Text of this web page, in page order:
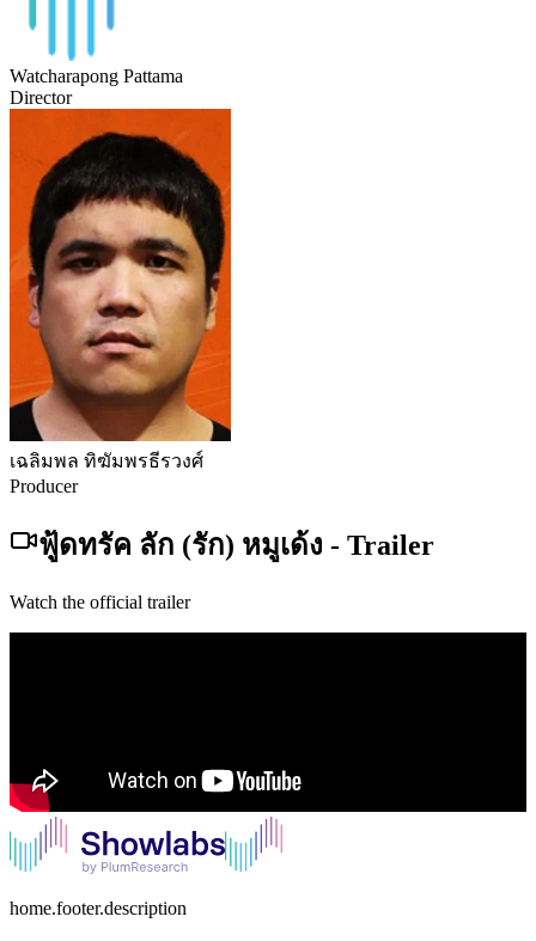
Watcharapong Pattama
Director
เฉลิมพล ทิฆัมพรธีรวงศ์
Producer
ฟู้ดทรัค ลัก (รัก) หมูเด้ง - Trailer
Watch the official trailer
home.footer.description